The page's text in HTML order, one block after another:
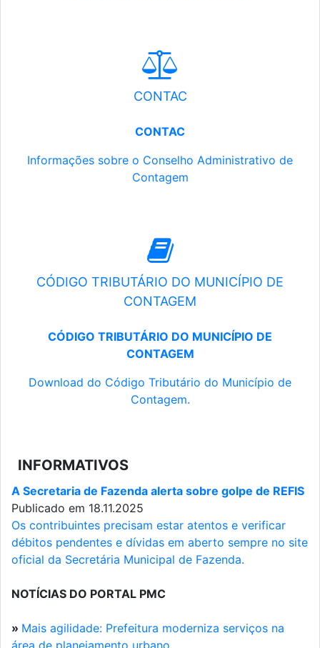
CONTAC
CONTAC
Informações sobre o Conselho Administrativo de
Contagem
CÓDIGO TRIBUTÁRIO DO MUNICÍPIO DE
CONTAGEM
CÓDIGO TRIBUTÁRIO DO MUNICÍPIO DE
CONTAGEM
Download do Código Tributário do Município de
Contagem.
INFORMATIVOS
A Secretaria de Fazenda alerta sobre golpe de REFIS
Publicado em 18.11.2025
Os contribuintes precisam estar atentos e verificar
débitos pendentes e dívidas em aberto sempre no site
oficial da Secretária Municipal de Fazenda.
NOTÍCIAS DO PORTAL PMC
» Mais agilidade: Prefeitura moderniza serviços na